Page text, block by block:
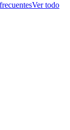
Ver todo